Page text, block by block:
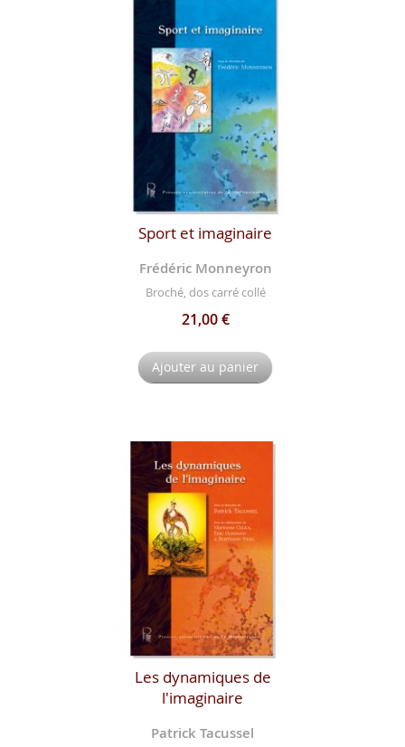
Sport et imaginaire
Frédéric Monneyron
Broché, dos carré collé
21,00 €
Ajouter au panier
Les dynamiques de
l'imaginaire
Patrick Tacussel